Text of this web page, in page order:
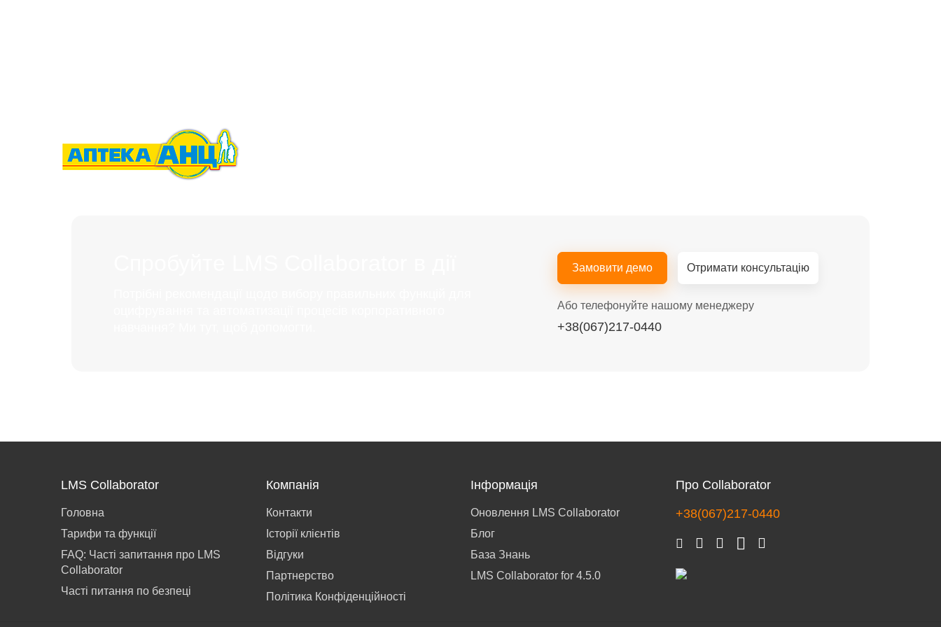
Замовити демо Отримати консультацію
Або телефонуйте нашому менеджеру
+38(067)217-0440
LMS Collaborator
Головна
Тарифи та функції
FAQ: Часті запитання про LMS
Collaborator
Часті питання по безпеці
Компанія
Контакти
Історії клієнтів
Відгуки
Партнерство
Політика Конфіденційності
Інформація
Оновлення LMS Collaborator
Блог
База Знань
LMS Collaborator for 4.5.0
Про Collaborator
+38(067)217-0440